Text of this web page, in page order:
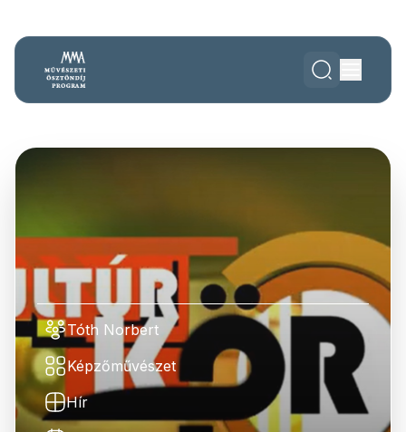
Tóth Norbert
Képzőművészet
Hír